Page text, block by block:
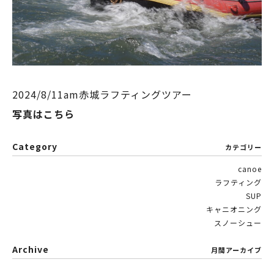
2024/8/11am赤城ラフティングツアー
写真はこちら
Category カテゴリー
canoe
ラフティング
SUP
キャニオニング
スノーシュー
Archive 月間アーカイブ